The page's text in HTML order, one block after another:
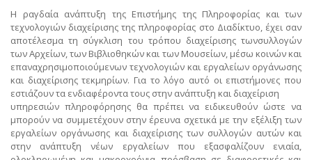
Η ραγδαία ανάπτυξη της Επιστήμης της Πληροφορίας και των
τεχνολογιών διαχείρισης της πληροφορίας στο Διαδίκτυο, έχει σαν
αποτέλεσμα τη σύγκλιση του τρόπου διαχείρισης τωνσυλλογών
των Αρχείων, των Βιβλιοθηκών και των Μουσείων, μέσω κοινών και
επαναχρησιμοποιούμενων τεχνολογιών και εργαλείων οργάνωσης
και διαχείρισης τεκμηρίων. Για το λόγο αυτό οι επιστήμονες που
εστιάζουν τα ενδιαφέροντα τους στην ανάπτυξη και διαχείριση
υπηρεσιών πληροφόρησης θα πρέπει να ειδικευθούν ώστε να
μπορούν να συμμετέχουν στην έρευνα σχετικά με την εξέλιξη των
εργαλείων οργάνωσης και διαχείρισης των συλλογών αυτών και
στην ανάπτυξη νέων εργαλείων που εξασφαλίζουν ενιαία,